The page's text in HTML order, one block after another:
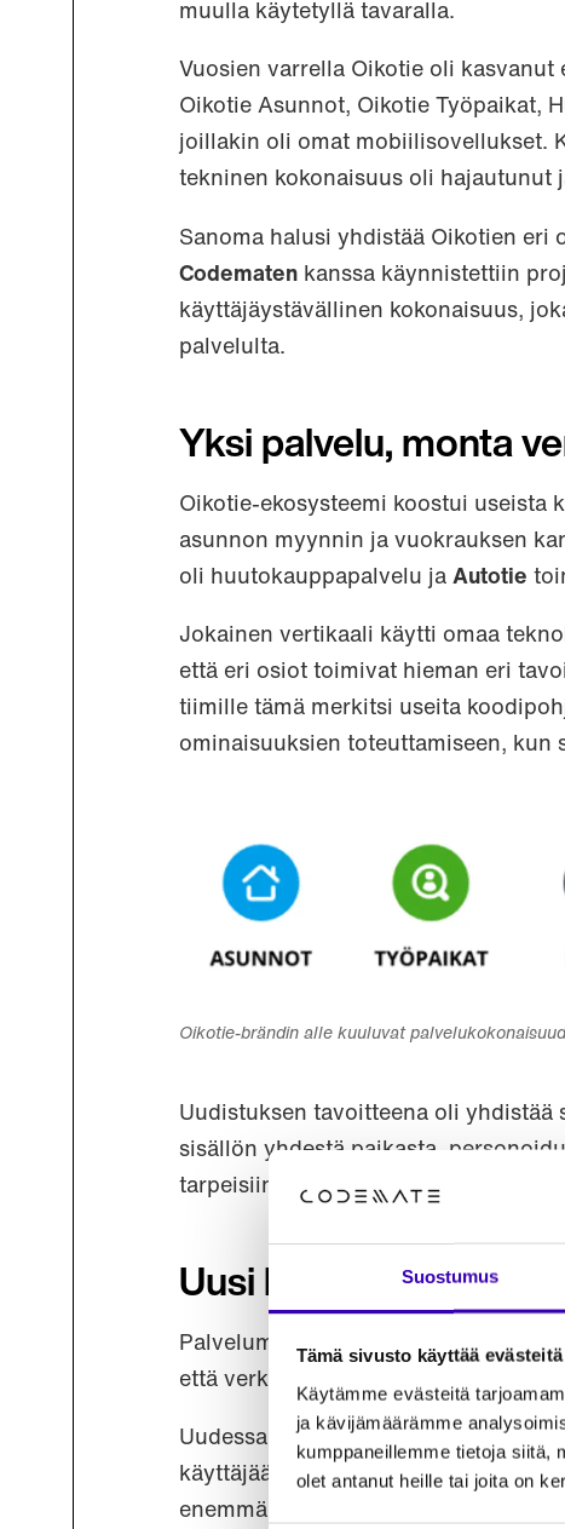
Suostumus
Tämä sivusto käyttää evästeitä
Käytämme evästeitä
ja kävijämäärämme
kumppaneillemme tietoja siitä,
olet antanut heille tai joita on
muulla käytetyllä tavaralla.
Vuosien varrella Oikotie oli
Oikotie Asunnot, Oikotie Työpaikat,
joillakin oli omat mobiilisovellukset.
tekninen kokonaisuus oli hajautunut
Sanoma halusi yhdistää Oikotien eri
Codematen kanssa käynnistettiin
käyttäjäystävällinen kokonaisuus,
palvelulta.
Yksi palvelu, monta
Oikotie-ekosysteemi koostui useista
asunnon myynnin ja vuokrauksen
oli huutokauppapalvelu ja Autotie
Jokainen vertikaali käytti omaa
että eri osiot toimivat hieman eri
tiimille tämä merkitsi useita
ominaisuuksien toteuttamiseen, kun
Oikotie-brändin alle kuuluvat
Uudistuksen tavoitteena oli yhdistää
sisällön yhdestä paikasta,
tarpeisiin, ei toisin päin.
Uusi konsepti:
Palvelumuotoilusta ja
että verkkopalvelun
Uudessa konseptissa
käyttäjää pyydettäisiin aina
enemmän modernin